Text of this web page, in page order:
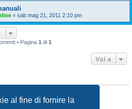
al fine di fornire la
« sab mag 21, 2011 2:10 pm
• Pagina 1 di 1
Vai a